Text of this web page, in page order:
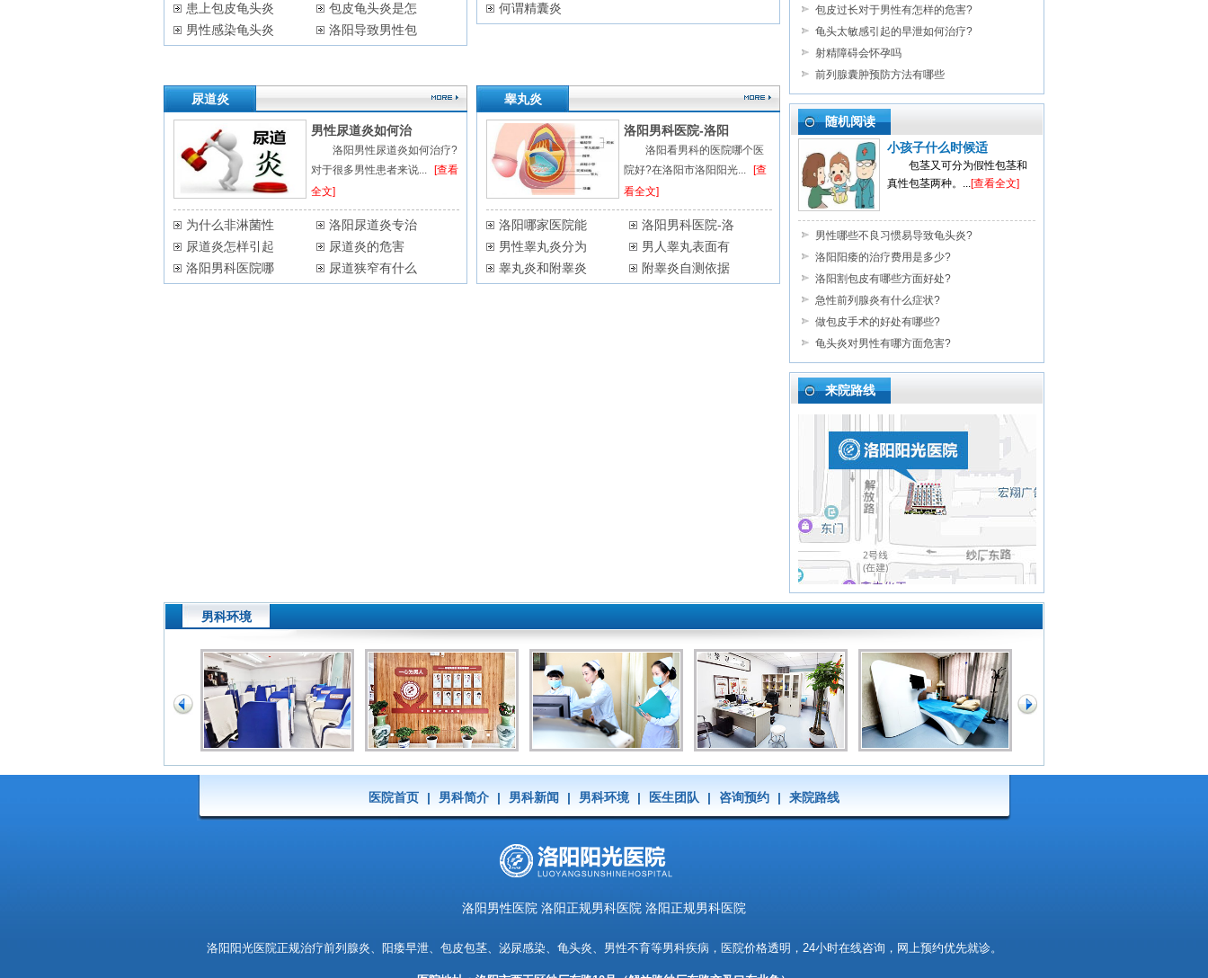
患上包皮龟头炎
包皮龟头炎是怎
男性感染龟头炎
洛阳导致男性包
何谓精囊炎
尿道炎
男性尿道炎如何治
洛阳男性尿道炎如何治疗?
对于很多男性患者来说...
[查看
全文]
为什么非淋菌性
洛阳尿道炎专治
尿道炎怎样引起
尿道炎的危害
洛阳男科医院哪
尿道狭窄有什么
睾丸炎
洛阳男科医院-洛阳
洛阳看男科的医院哪个医
院好?在洛阳市洛阳阳光...
[查
看全文]
洛阳哪家医院能
洛阳男科医院-洛
男性睾丸炎分为
男人睾丸表面有
睾丸炎和附睾炎
附睾炎自测依据
包皮过长对于男性有怎样的危害?
龟头太敏感引起的早泄如何治疗?
射精障碍会怀孕吗
前列腺囊肿预防方法有哪些
随机阅读
小孩子什么时候适
包茎又可分为假性包茎和
真性包茎两种。...[查看全文]
男性哪些不良习惯易导致龟头炎?
洛阳阳痿的治疗费用是多少?
洛阳割包皮有哪些方面好处?
急性前列腺炎有什么症状?
做包皮手术的好处有哪些?
龟头炎对男性有哪方面危害?
来院路线
男科环境
医院首页 | 男科简介 | 男科新闻 | 男科环境 | 医生团队 | 咨询预约 | 来院路线
洛阳男性医院 洛阳正规男科医院 洛阳正规男科医院
洛阳阳光医院正规治疗前列腺炎、阳痿早泄、包皮包茎、泌尿感染、龟头炎、男性不育等男科疾病，医院价格透明，24小时在线咨询，网上预约优先就诊。